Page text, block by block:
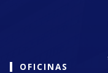
OFICINAS